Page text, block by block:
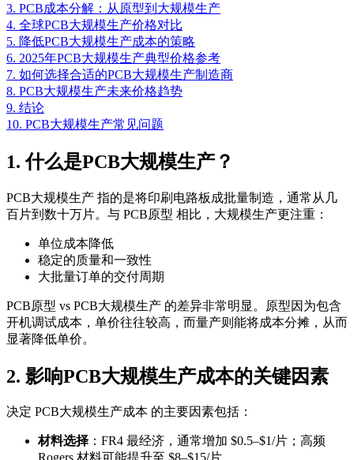
3. PCB成本分解：从原型到大规模生产
4. 全球PCB大规模生产价格对比
5. 降低PCB大规模生产成本的策略
6. 2025年PCB大规模生产典型价格参考
7. 如何选择合适的PCB大规模生产制造商
8. PCB大规模生产未来价格趋势
9. 结论
10. PCB大规模生产常见问题
1. 什么是PCB大规模生产？
PCB大规模生产 指的是将印刷电路板成批量制造，通常从几
百片到数十万片。与 PCB原型 相比，大规模生产更注重：
单位成本降低
稳定的质量和一致性
大批量订单的交付周期
PCB原型 vs PCB大规模生产 的差异非常明显。原型因为包含
开机调试成本，单价往往较高，而量产则能将成本分摊，从而
显著降低单价。
2. 影响PCB大规模生产成本的关键因素
决定 PCB大规模生产成本 的主要因素包括：
材料选择 ：FR4 最经济，通常增加 $0.5–$1/片；高频